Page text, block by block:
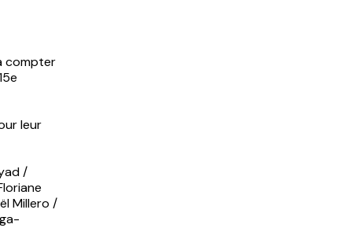
compter
leur
/
Millero /